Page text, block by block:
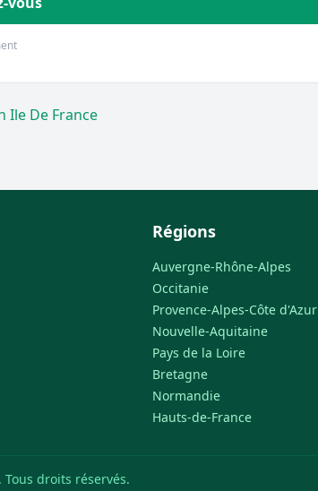
Ile De France
Régions
Auvergne-Rhône-Alpes
Occitanie
Provence-Alpes-Côte d'Azur
Nouvelle-Aquitaine
Pays de la Loire
Bretagne
Normandie
Hauts-de-France
droits réservés.